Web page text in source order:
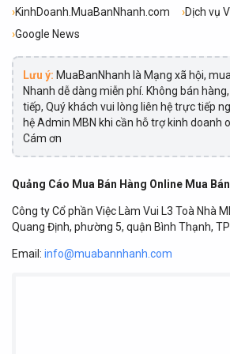
›KinhDoanh.MuaBanNhanh.com
›Google News
›Dịch vụ
Lưu ý: MuaBanNhanh là Mạng xã hội,
Nhanh dễ dàng miễn phí. Không bán
tiếp, Quý khách vui lòng liên hệ trực tiếp
hệ Admin MBN khi cần hỗ trợ kinh doanh
Cám ơn
Quảng Cáo Mua Bán Hàng Online Mua
Công ty Cổ phần Việc Làm Vui L3 Toà Nhà
Quang Định, phường 5, quận Bình Thạnh,
Email: info@muabannhanh.com